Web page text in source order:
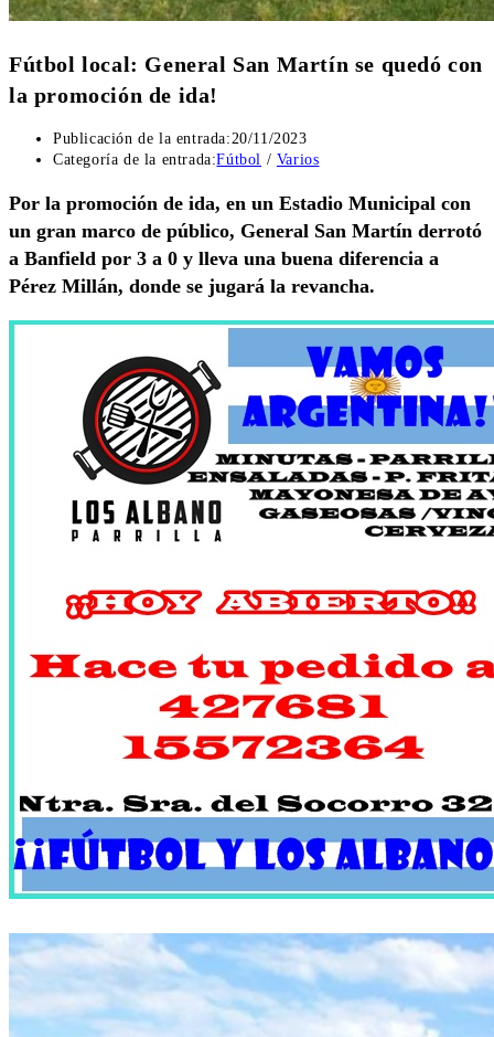
Fútbol local: General San Martín se quedó con
la promoción de ida!
Publicación de la entrada:20/11/2023
Categoría de la entrada:Fútbol / Varios
Por la promoción de ida, en un Estadio Municipal con
un gran marco de público, General San Martín derrotó
a Banfield por 3 a 0 y lleva una buena diferencia a
Pérez Millán, donde se jugará la revancha.